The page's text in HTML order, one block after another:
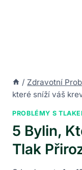
/ Zdravotní
které sníží váš
PROBLÉMY S
5 Bylin,
Tlak